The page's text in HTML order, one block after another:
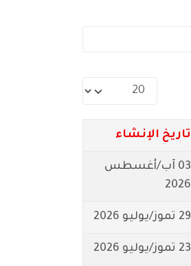
عدد الإظهارات:
تاريخ الإنشاء
03 آب/أغسطس
2026
29 تموز/يوليو 2026
23 تموز/يوليو 2026